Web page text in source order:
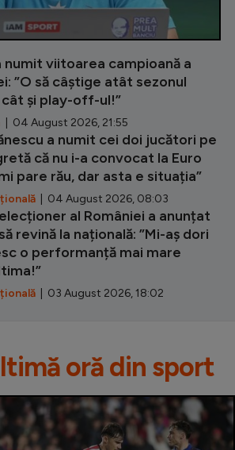
numit viitoarea campioană a
”O să câștige atât sezonul
și play-off-ul!”
| 04 August 2026, 21:55
a numit cei doi jucători pe
că nu i-a convocat la Euro
pare rău, dar asta e situația”
| 04 August 2026, 08:03
al României a anunțat
revină la națională: ”Mi-aș dori
o performanță mai mare
| 03 August 2026, 18:02
oră din sport